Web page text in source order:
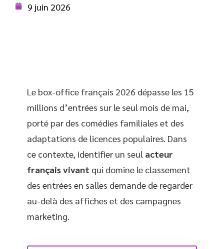
9 juin 2026
Le box-office français 2026 dépasse les 15
millions d’entrées sur le seul mois de mai,
porté par des comédies familiales et des
adaptations de licences populaires. Dans
ce contexte, identifier un seul acteur
français vivant qui domine le classement
des entrées en salles demande de regarder
au-delà des affiches et des campagnes
marketing.